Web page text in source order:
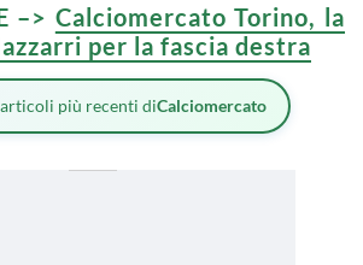
–> Calciomercato Torino, la
per la fascia destra
articoli più recenti diCalciomercato